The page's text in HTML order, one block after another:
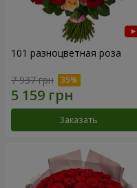
101 разноцветная роза
7 937 грн
Заказать